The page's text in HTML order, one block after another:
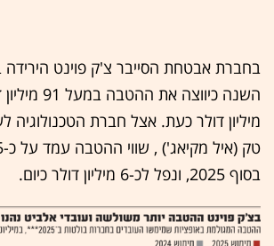
בחברת אבטחת הסייבר צ'ק פוינט
מיליון דולר כעת. אצל חברת הטכנולוגיה
בסוף 2025, ונפל לכ-6 מיליון דולר כיום.